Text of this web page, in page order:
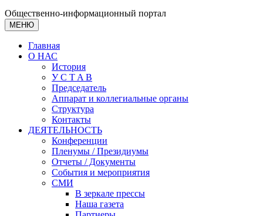
Общественно-информационный портал
МЕНЮ
Главная
О НАС
История
У С T A B
Председатель
Аппарат и коллегиальные органы
Структура
Контакты
ДЕЯТЕЛЬНОСТЬ
Конференции
Пленумы / Президиумы
Отчеты / Документы
События и мероприятия
СМИ
В зеркале прессы
Наша газета